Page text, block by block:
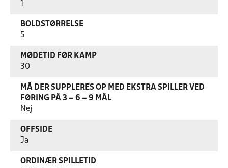
BOLDSTØRRELSE
5
MØDETID FØR KAMP
30
MÅ DER SUPPLERES OP MED EKSTRA SPILLER VED
FØRING PÅ 3 – 6 – 9 MÅL
Nej
OFFSIDE
Ja
ORDINÆR SPILLETID